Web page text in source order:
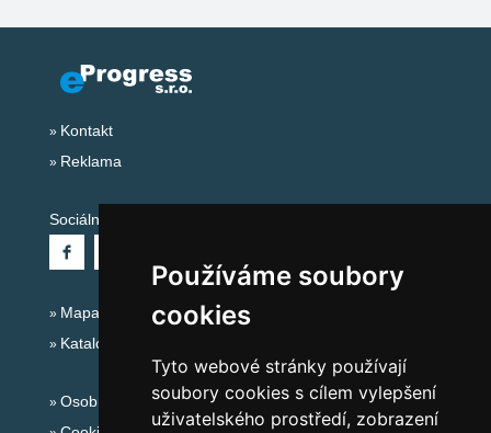
Používáme soubory
cookies
Tyto webové stránky používají
soubory cookies s cílem vylepšení
uživatelského prostředí, zobrazení
Kontakt
Reklama
Sociální sítě:
Mapa serveru Alpy - Švýcarsko
Katalog ubytování
Osobní údaje